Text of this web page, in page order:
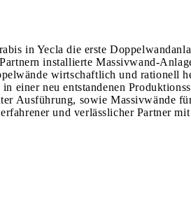
in Yecla die erste
installierte Massivwand-
wirtschaftlich und rationell
einer neu entstandenen
Ausführung, sowie Massivwände
und verlässlicher Partner